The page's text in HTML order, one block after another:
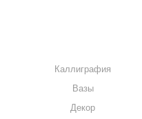
Каллиграфия
Вазы
Декор